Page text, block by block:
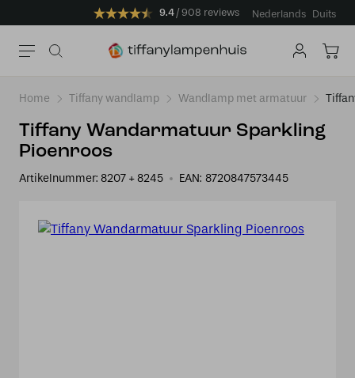
9.4 908 reviews Nederlands Duits
Home Tiffany wandlamp Wandlamp met armatuur
Tiffany Wandarmatuur Sparkling
Pioenroos
Artikelnummer: 8207 + 8245 EAN: 8720847573445